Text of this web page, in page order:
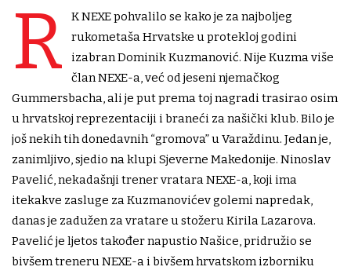
R
K NEXE pohvalilo se kako je za najboljeg
rukometaša Hrvatske u protekloj godini
izabran Dominik Kuzmanović. Nije Kuzma više
član NEXE-a, već od jeseni njemačkog
Gummersbacha, ali je put prema toj nagradi trasirao osim
u hrvatskoj reprezentaciji i braneći za našički klub. Bilo je
još nekih tih donedavnih “gromova” u Varaždinu. Jedan je,
zanimljivo, sjedio na klupi Sjeverne Makedonije. Ninoslav
Pavelić, nekadašnji trener vratara NEXE-a, koji ima
itekakve zasluge za Kuzmanovićev golemi napredak,
danas je zadužen za vratare u stožeru Kirila Lazarova.
Pavelić je ljetos također napustio Našice, pridružio se
bivšem treneru NEXE-a i bivšem hrvatskom izborniku